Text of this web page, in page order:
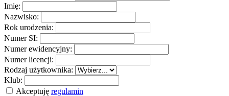
Imię:
Nazwisko:
Rok urodzenia:
Numer SI:
Numer ewidencyjny:
Numer licencji:
Rodzaj użytkownika:
Klub:
Akceptuję regulamin